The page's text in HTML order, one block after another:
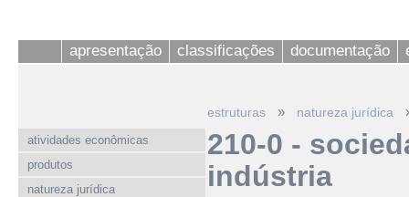
apresentação classificações documentação
atividades econômicas
produtos
natureza jurídica
estruturas » natureza jurídica
210-0 -
indústria